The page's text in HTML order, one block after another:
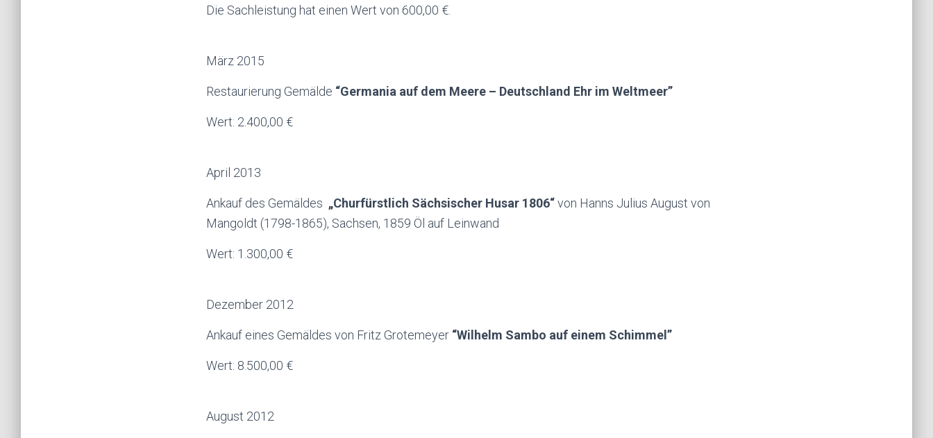
Die Sachleistung hat einen Wert von 600,00 €.
März 2015
Restaurierung Gemälde “Germania auf dem Meere – Deutschland Ehr im Weltmeer”
Wert: 2.400,00 €
April 2013
Ankauf des Gemäldes „Churfürstlich Sächsischer Husar 1806“von Hanns Julius August von
Mangoldt (1798-1865), Sachsen, 1859 Öl auf Leinwand
Wert: 1.300,00 €
Dezember 2012
Ankauf eines Gemäldes von Fritz Grotemeyer “Wilhelm Sambo auf einem Schimmel”
Wert: 8.500,00 €
August 2012